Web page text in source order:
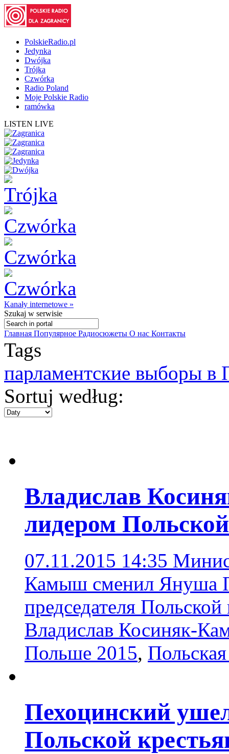
PolskieRadio.pl
Jedynka
Dwójka
Trójka
Czwórka
Radio Poland
Moje Polskie Radio
ramówka
LISTEN LIVE
Kanały internetowe »
Szukaj w serwisie
Главная Популярное Радиосюжеты О нас Контакты
Tags
парламентские выборы в
Sortuj według:
Владислав
лидером
07.11.2015 14:35
Камыш сменил Януша
председателя
Владислав Косиняк-
Польше 2015,
Пехоцинский
Польской